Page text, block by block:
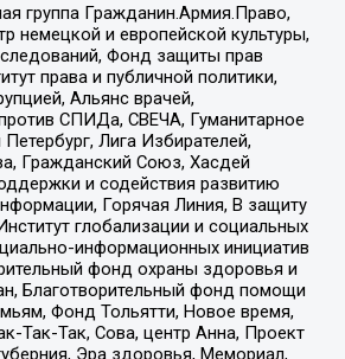
группа Гражданин.Армия.Право,
немецкой и европейской культуры,
Фонд защиты прав
права и публичной политики,
Альянс врачей,
СПИДа, СВЕЧА, Гуманитарное
Лига Избирателей,
Гражданский Союз, Хасдей
и содействия развитию
Горячая Линия, В защиту
глобализации и социальных
информационных инициатив
фонд охраны здоровья и
Благотворительный фонд помощи
Фонд Тольятти, Новое время,
Так-Так, Сова, центр Анна, Проект
Эра здоровья, Мемориал,